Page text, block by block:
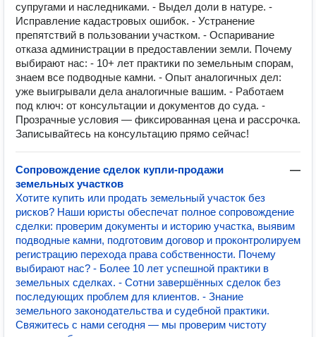
супругами и наследниками. - Выдел доли в натуре. -
Исправление кадастровых ошибок. - Устранение
препятствий в пользовании участком. - Оспаривание
отказа администрации в предоставлении земли. Почему
выбирают нас: - 10+ лет практики по земельным спорам,
знаем все подводные камни. - Опыт аналогичных дел:
уже выигрывали дела аналогичные вашим. - Работаем
под ключ: от консультации и документов до суда. -
Прозрачные условия — фиксированная цена и рассрочка.
Записывайтесь на консультацию прямо сейчас!
Сопровождение сделок купли-продажи
земельных участков
—
Хотите купить или продать земельный участок без
рисков? Наши юристы обеспечат полное сопровождение
сделки: проверим документы и историю участка, выявим
подводные камни, подготовим договор и проконтролируем
регистрацию перехода права собственности. Почему
выбирают нас? - Более 10 лет успешной практики в
земельных сделках. - Сотни завершённых сделок без
последующих проблем для клиентов. - Знание
земельного законодательства и судебной практики.
Свяжитесь с нами сегодня — мы проверим чистоту